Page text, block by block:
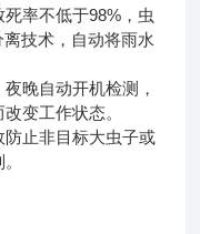
率不低于98%，虫
技术，自动将雨水
晚自动开机检测，
变工作状态。
止非目标大虫子或